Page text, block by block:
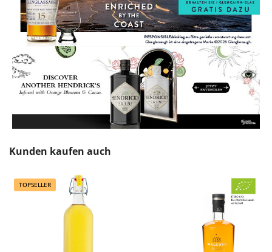
Produktgalerie überspringen
Kunden kaufen auch
TOPSELLER